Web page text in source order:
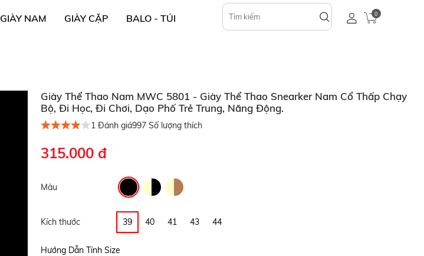
GIÀY NAM GIÀY CẶP BALO - TÚI 0
Giày Thể Thao Nam MWC 5801 - Giày Thể Thao Snearker Nam Cổ Thấp Chạy
Bộ, Đi Học, Đi Chơi, Dạo Phố Trẻ Trung, Năng Động.
1 Đánh giá997 Số lượng thích
315.000 đ
Màu
Kích thước 39 40 41 43 44
Hướng Dẫn Tính Size